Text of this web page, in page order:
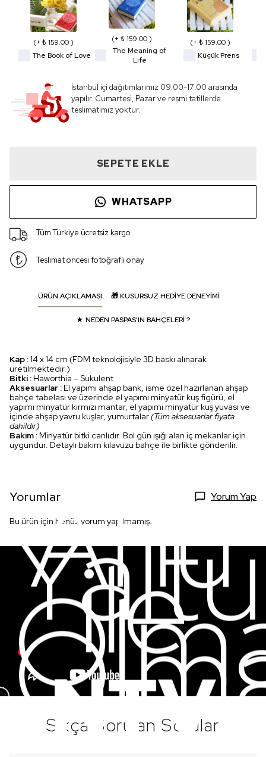
(+ ₺ 159.00 )
The Book of Love
(+ ₺ 159.00 )
The Meaning of
Life
(+ ₺ 159.00 )
Küçük Prens
İstanbul içi dağıtımlarımız 09:00-17:00 arasında
yapılır. Cumartesi, Pazar ve resmi tatillerde
teslimatımız yoktur.
SEPETE EKLE
WHATSAPP
Tüm Türkiye ücretsiz kargo
Teslimat öncesi fotoğraflı onay
ÜRÜN AÇIKLAMASI 🎁 KUSURSUZ HEDİYE DENEYİMİ
★ NEDEN PASPAS'IN BAHÇELERİ ?
Kap :14 x 14 cm (FDM teknolojisiyle 3D baskı alınarak
üretilmektedir.)
Bitki :Haworthia – Sukulent
Aksesuarlar :El yapımı ahşap bank, isme özel hazırlanan ahşap
bahçe tabelası ve üzerinde el yapımı minyatür kuş figürü, el
yapımı minyatür kırmızı mantar, el yapımı minyatür kuş yuvası ve
içinde ahşap yavru kuşlar, yumurtalar(Tüm aksesuarlar fiyata
dahildir)
Bakım :Minyatür bitki canlıdır. Bol gün ışığı alan iç mekanlar için
uygundur. Detaylı bakım kılavuzu bahçe ile birlikte gönderilir.
Yorumlar Yorum Yap
Bu ürün için henüz yorum yapılmamış.
Ahu
Yaltu
ile
NTV
Sıkça Sorulan Sorular